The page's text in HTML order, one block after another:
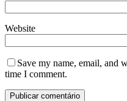
Website
Save my name, email, and
time I comment.